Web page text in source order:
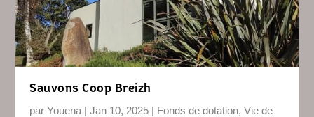
Sauvons Coop Breizh
parYouena |Jan 10, 2025 | Fonds de dotation,Vie de